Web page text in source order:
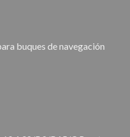
buques de navegación